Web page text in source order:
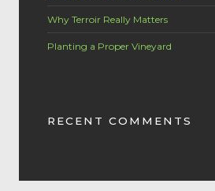
Why Terroir Really Matters
Planting a Proper Vineyard
RECENT COMMENTS